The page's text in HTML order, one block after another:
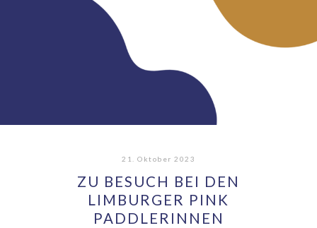
21. Oktober 2023
ZU BESUCH BEI DEN
LIMBURGER PINK
PADDLERINNEN